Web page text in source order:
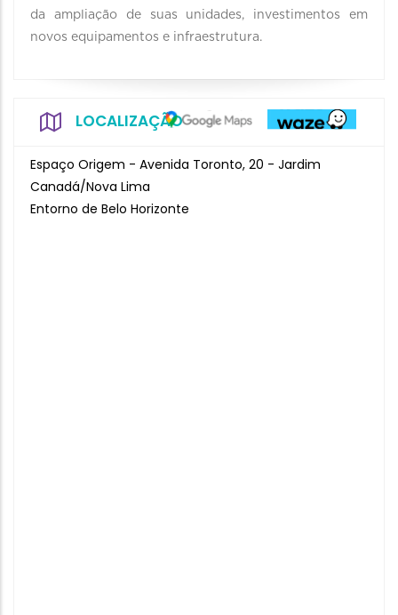
da ampliação de suas unidades, investimentos em
novos equipamentos e infraestrutura.
LOCALIZAÇÃO
Espaço Origem - Avenida Toronto, 20 - Jardim
Canadá/Nova Lima
Entorno de Belo Horizonte